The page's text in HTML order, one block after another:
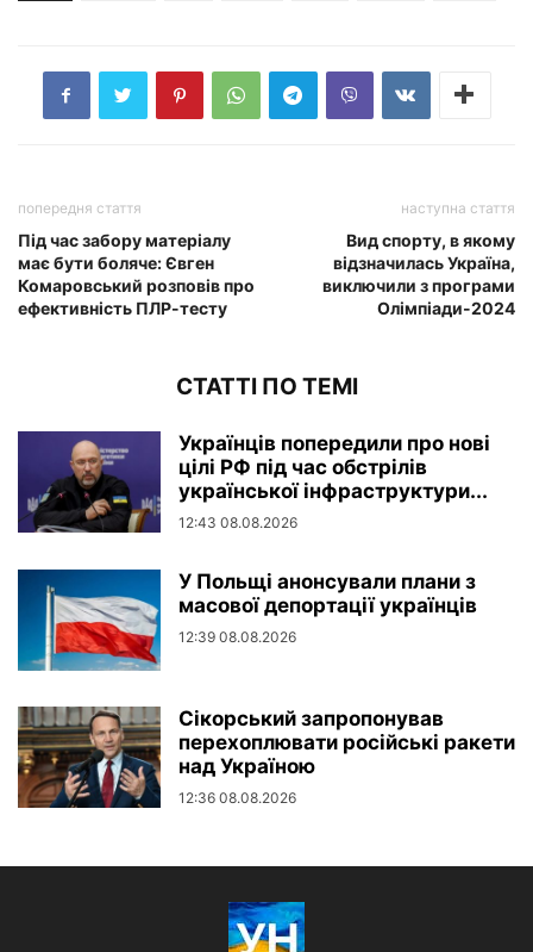
попередня стаття
Під час забору матеріалу
має бути боляче: Євген
Комаровський розповів про
ефективність ПЛР-тесту
наступна стаття
Вид спорту, в якому
відзначилась Україна,
виключили з програми
Олімпіади-2024
СТАТТІ ПО ТЕМІ
Українців попередили про нові
цілі РФ під час обстрілів
української інфраструктури...
12:43 08.08.2026
У Польщі анонсували плани з
масової депортації українців
12:39 08.08.2026
Сікорський запропонував
перехоплювати російські ракети
над Україною
12:36 08.08.2026